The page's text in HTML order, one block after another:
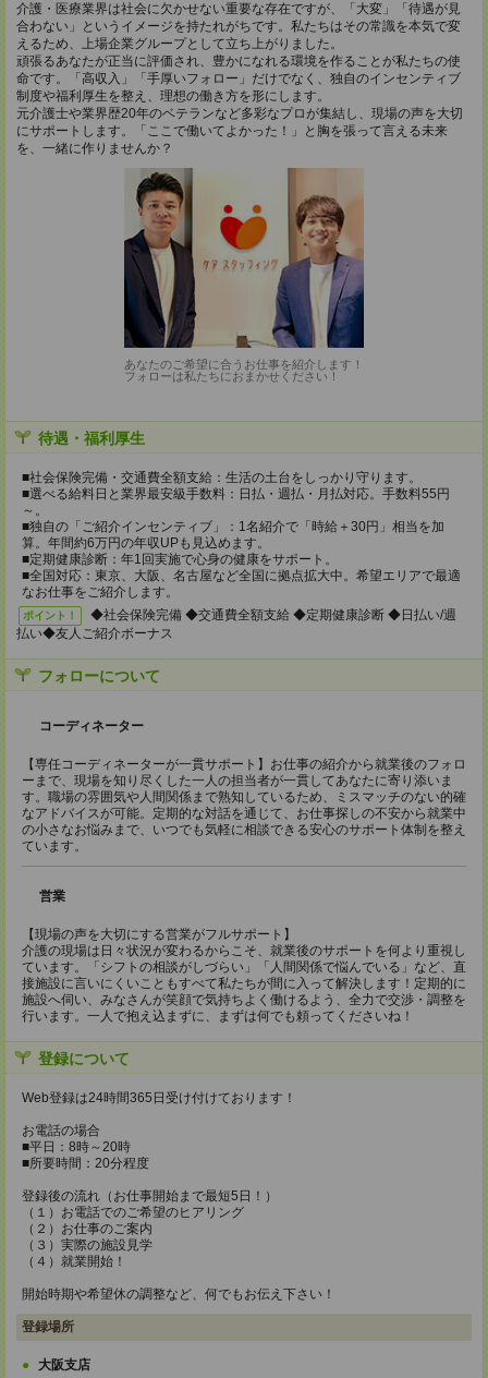
介護・医療業界は社会に欠かせない重要な存在ですが、「大変」「待遇が見
合わない」というイメージを持たれがちです。私たちはその常識を本気で変
えるため、上場企業グループとして立ち上がりました。
頑張るあなたが正当に評価され、豊かになれる環境を作ることが私たちの使
命です。「高収入」「手厚いフォロー」だけでなく、独自のインセンティブ
制度や福利厚生を整え、理想の働き方を形にします。
元介護士や業界歴20年のベテランなど多彩なプロが集結し、現場の声を大切
にサポートします。「ここで働いてよかった！」と胸を張って言える未来
を、一緒に作りませんか？
あなたのご希望に合うお仕事を紹介します！
フォローは私たちにおまかせください！
待遇・福利厚生
■社会保険完備・交通費全額支給：生活の土台をしっかり守ります。
■選べる給料日と業界最安級手数料：日払・週払・月払対応。手数料55円
～。
■独自の「ご紹介インセンティブ」：1名紹介で「時給＋30円」相当を加
算。年間約6万円の年収UPも見込めます。
■定期健康診断：年1回実施で心身の健康をサポート。
■全国対応：東京、大阪、名古屋など全国に拠点拡大中。希望エリアで最適
なお仕事をご紹介します。
ポイント！
◆社会保険完備 ◆交通費全額支給 ◆定期健康診断 ◆日払い/週
払い◆友人ご紹介ボーナス
フォローについて
コーディネーター
【専任コーディネーターが一貫サポート】お仕事の紹介から就業後のフォロ
ーまで、現場を知り尽くした一人の担当者が一貫してあなたに寄り添いま
す。職場の雰囲気や人間関係まで熟知しているため、ミスマッチのない的確
なアドバイスが可能。定期的な対話を通じて、お仕事探しの不安から就業中
の小さなお悩みまで、いつでも気軽に相談できる安心のサポート体制を整え
ています。
営業
【現場の声を大切にする営業がフルサポート】
介護の現場は日々状況が変わるからこそ、就業後のサポートを何より重視し
ています。「シフトの相談がしづらい」「人間関係で悩んでいる」など、直
接施設に言いにくいこともすべて私たちが間に入って解決します！定期的に
施設へ伺い、みなさんが笑顔で気持ちよく働けるよう、全力で交渉・調整を
行います。一人で抱え込まずに、まずは何でも頼ってくださいね！
登録について
Web登録は24時間365日受け付けております！
お電話の場合
■平日：8時～20時
■所要時間：20分程度
登録後の流れ（お仕事開始まで最短5日！）
（１）お電話でのご希望のヒアリング
（２）お仕事のご案内
（３）実際の施設見学
（４）就業開始！
開始時期や希望休の調整など、何でもお伝え下さい！
登録場所
大阪支店